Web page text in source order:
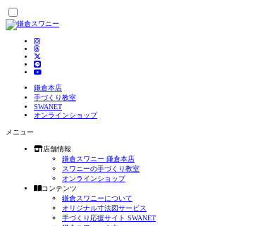
鎌倉本店
手づくり教室
SWANET
オンラインショップ
メニュー
店舗情報
鎌倉スワニー 鎌倉本店
スワニーの手づくり教室
オンラインショップ
コンテンツ
鎌倉スワニーについて
オリジナル寸法図サービス
手づくり応援サイト SWANET